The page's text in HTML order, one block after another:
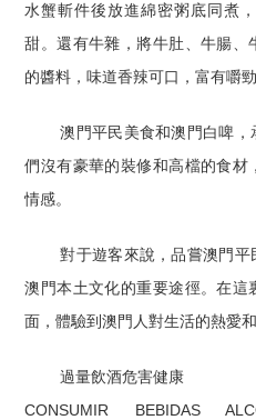
水蟹斬件後放進綿密粥底同煮
甜。還有牛雜，將牛肚、牛腸、
的醬料，味道香辣可口，富有嚼勁
澳門平民美食和澳門白啤
們沒有豪華的裝修和高檔的食材
情感。
對于遊客來說，品嘗澳門
澳門本土文化的重要途徑。在這
面，體驗到澳門人對生活的熱愛
過量飲酒危害健康
CONSUMIR BEBIDAS